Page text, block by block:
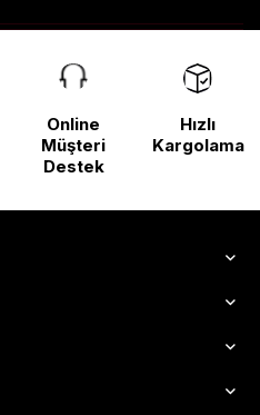
Online
Müşteri
Destek
Hızlı
Kargolama